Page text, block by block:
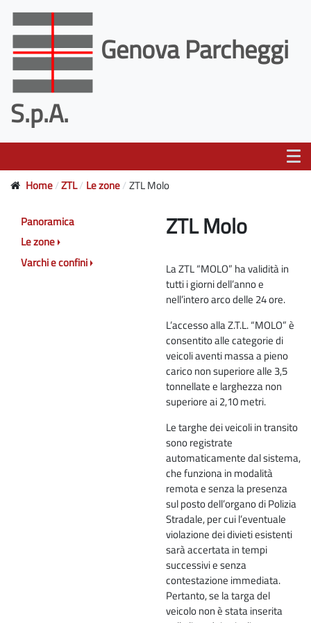
Genova Parcheggi
S.p.A.
Home ZTL Le zone ZTL Molo
ZTL Molo
La ZTL “MOLO” ha validità in
tutti i giorni dell’anno e
nell’intero arco delle 24 ore.
L’accesso alla Z.T.L. “MOLO” è
consentito alle categorie di
veicoli aventi massa a pieno
carico non superiore alle 3,5
tonnellate e larghezza non
superiore ai 2,10 metri.
Le targhe dei veicoli in transito
sono registrate
automaticamente dal sistema,
che funziona in modalità
remota e senza la presenza
sul posto dell’organo di Polizia
Stradale, per cui l’eventuale
violazione dei divieti esistenti
sarà accertata in tempi
successivi e senza
contestazione immediata.
Pertanto, se la targa del
veicolo non è stata inserita
Panoramica
Le zone
Varchi e confini